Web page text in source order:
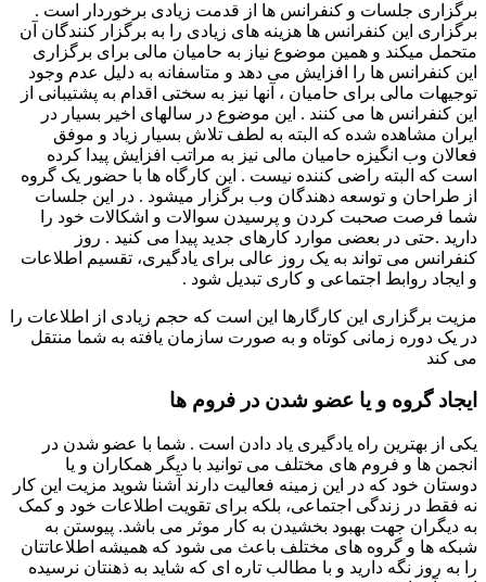
برگزاری جلسات و کنفرانس ها از قدمت زیادی برخوردار است .
برگزاری این کنفرانس ها هزینه های زیادی را به برگزار کنندگان آن
متحمل میکند و همین موضوع نیاز به حامیان مالی برای برگزاری
این کنفرانس ها را افزایش می دهد و متاسفانه به دلیل عدم وجود
توجیهات مالی برای حامیان ، آنها نیز به سختی اقدام به پشتیبانی از
این کنفرانس ها می کنند . این موضوع در سالهای اخیر بسیار در
ایران مشاهده شده که البته به لطف تلاش بسیار زیاد و موفق
فعالان وب انگیزه حامیان مالی نیز به مراتب افزایش پیدا کرده
است که البته راضی کننده نیست . این کارگاه ها با حضور یک گروه
از طراحان و توسعه دهندگان وب برگزار میشود . در این جلسات
شما فرصت صحبت کردن و پرسیدن سوالات و اشکالات خود را
دارید .حتی در بعضی موارد کارهای جدید پیدا می کنید . روز
کنفرانس می تواند به یک روز عالی برای یادگیری، تقسیم اطلاعات
و ایجاد روابط اجتماعی و کاری تبدیل شود .
مزیت برگزاری این کارگارها این است که حجم زیادی از اطلاعات را
در یک دوره زمانی کوتاه و به صورت سازمان یافته به شما منتقل
می کند
ایجاد گروه و یا عضو شدن در فروم ها
یکی از بهترین راه یادگیری یاد دادن است . شما با عضو شدن در
انجمن ها و فروم های مختلف می توانید با دیگر همکاران و یا
دوستان خود که در این زمینه فعالیت دارند آشنا شوید مزیت این کار
نه فقط در زندگی اجتماعی، بلکه برای تقویت اطلاعات خود و کمک
به دیگران جهت بهبود بخشیدن به کار موثر می باشد. پیوستن به
شبکه ها و گروه های مختلف باعث می شود که همیشه اطلاعاتتان
را به روز نگه دارید و با مطالب تاره ای که شاید به ذهنتان نرسیده